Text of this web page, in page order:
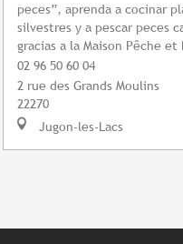
peces”, aprenda a cocinar
silvestres y a pescar peces
gracias a la Maison Pêche et
02 96 50 60 04
2 rue des Grands Moulins
22270
Jugon-les-Lacs